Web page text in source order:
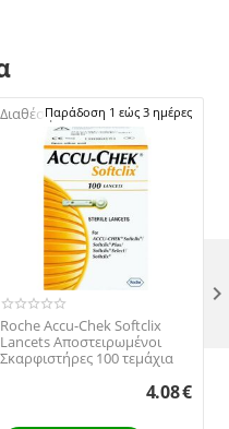
Διαθέσιμο:Παράδοση 1 εώς 3 ημέρες
Roche Accu-Chek Softclix
Lancets Αποστειρωμένοι
Σκαρφιστήρες 100 τεμάχια
4.08€
